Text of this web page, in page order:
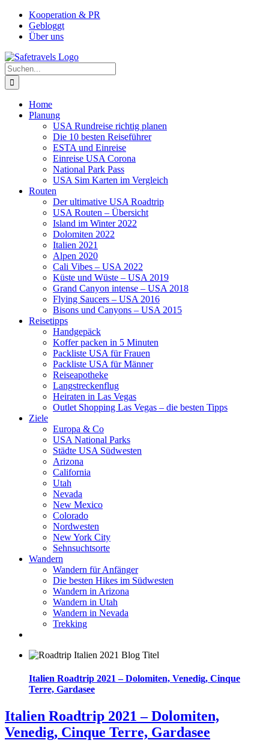
Zum
Inhalt
springen
Facebook
Instagram
YouTube
PinterestKooperation & PR
Gebloggt
Über uns
Suche
nach:
Home
Planung
USA Rundreise richtig planen
Die 10 besten Reiseführer
ESTA und Einreise
Einreise USA Corona
National Park Pass
USA Sim Karten im Vergleich
Routen
Der ultimative USA Roadtrip
USA Routen – Übersicht
Island im Winter 2022
Dolomiten 2022
Italien 2021
Alpen 2020
Cali Vibes – USA 2022
Küste und Wüste – USA 2019
Grand Canyon intense – USA 2018
Flying Saucers – USA 2016
Bisons und Canyons – USA 2015
Reisetipps
Handgepäck
Koffer packen in 5 Minuten
Packliste USA für Frauen
Packliste USA für Männer
Reiseapotheke
Langstreckenflug
Heiraten in Las Vegas
Outlet Shopping Las Vegas – die besten Tipps
Ziele
Europa & Co
USA National Parks
Städte USA Südwesten
Arizona
California
Utah
Nevada
New Mexico
Colorado
Nordwesten
New York City
Sehnsuchtsorte
Wandern
Wandern für Anfänger
Die besten Hikes im Südwesten
Wandern in Arizona
Wandern in Utah
Wandern in Nevada
Trekking
Italien Roadtrip 2021 – Dolomiten, Venedig, Cinque
Terre, Gardasee
Italien Roadtrip 2021 – Dolomiten,
Venedig, Cinque Terre, Gardasee